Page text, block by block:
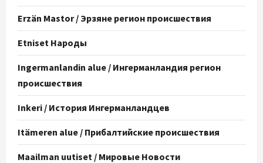
Erzän Mastor / Эрзяне регион происшествия
Etniset Народы
Ingermanlandin alue / Ингерманландия регион
происшествия
Inkeri / История Ингерманландцев
Itämeren alue / Прибалтийские происшествия
Maailman uutiset / Мировые Новости